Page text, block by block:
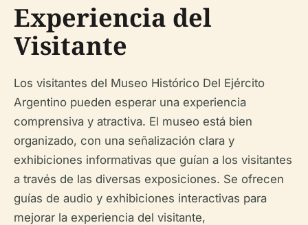
Experiencia del
Visitante
Los visitantes del Museo Histórico Del Ejército
Argentino pueden esperar una experiencia
comprensiva y atractiva. El museo está bien
organizado, con una señalización clara y
exhibiciones informativas que guían a los visitantes
a través de las diversas exposiciones. Se ofrecen
guías de audio y exhibiciones interactivas para
mejorar la experiencia del visitante,